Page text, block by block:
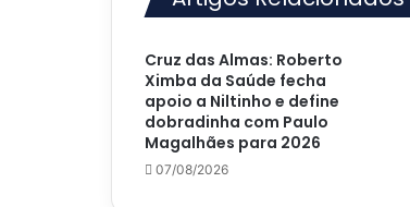
Cruz das Almas: Roberto
Ximba da Saúde fecha
apoio a Niltinho e define
dobradinha com Paulo
Magalhães para 2026
07/08/2026